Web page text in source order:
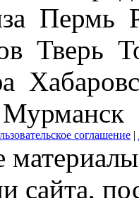
Пермь
Тверь
Мурманск
соглашение |
сайта,